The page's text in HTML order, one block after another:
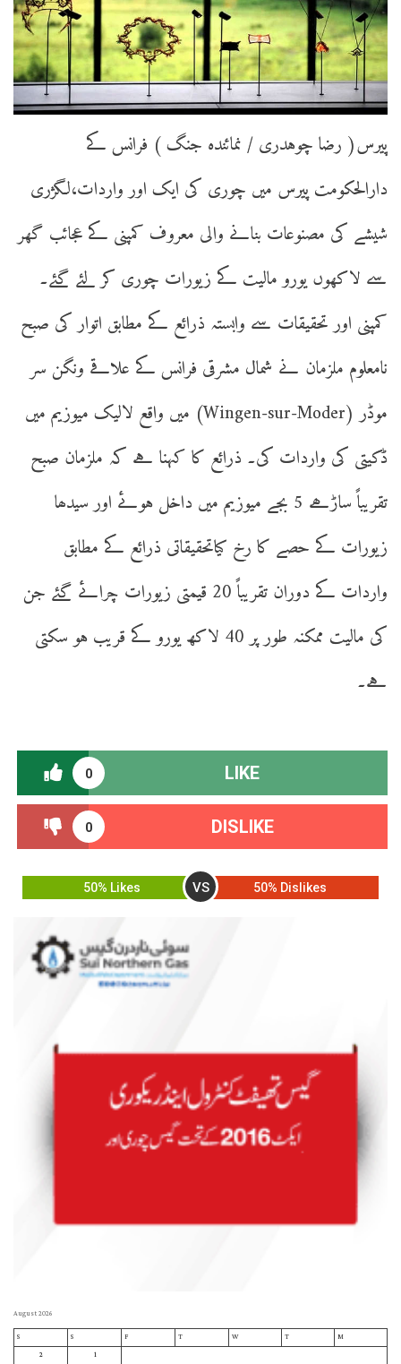
پیرس( رضا چوہدری / نمائندہ جنگ ) فرانس کے
دارالحکومت پیرس میں چوری کی ایک اور واردات،لگژری
شیشے کی مصنوعات بنانے والی معروف کمپنی کے عجائب گھر
سے لاکھوں یورو مالیت کے زیورات چوری کر لئے گئے۔
کمپنی اور تحقیقات سے وابستہ ذرائع کے مطابق اتوار کی صبح
نامعلوم ملزمان نے شمال مشرقی فرانس کے علاقے ونگن سر
موڈر (Wingen-sur-Moder) میں واقع لالیک میوزیم میں
ڈکیتی کی واردات کی۔ ذرائع کا کہنا ہے کہ ملزمان صبح
تقریباً ساڑھے 5 بجے میوزیم میں داخل ہوئے اور سیدھا
زیورات کے حصے کا رخ کیاتحقیقاتی ذرائع کے مطابق
واردات کے دوران تقریباً 20 قیمتی زیورات چرائے گئے جن
کی مالیت ممکنہ طور پر 40 لاکھ یورو کے قریب ہو سکتی
ہے۔
0 LIKE
0 DISLIKE
50% Likes VS 50% Dislikes
August 2026
M
T
W
T
F
S
S
1
2